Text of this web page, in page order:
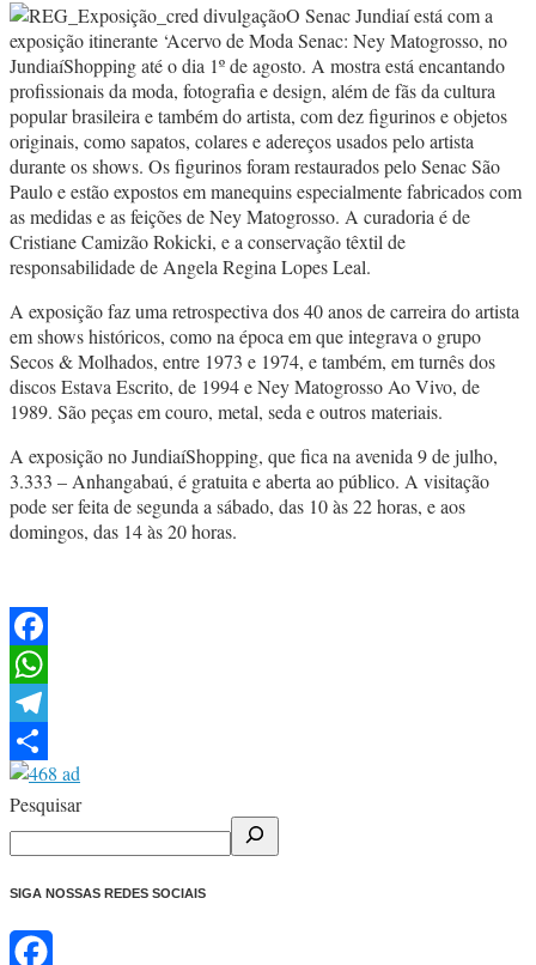
O Senac Jundiaí está com a
exposição itinerante ‘Acervo de Moda Senac: Ney Matogrosso, no
JundiaíShopping até o dia 1º de agosto. A mostra está encantando
profissionais da moda, fotografia e design, além de fãs da cultura
popular brasileira e também do artista, com dez figurinos e objetos
originais, como sapatos, colares e adereços usados pelo artista
durante os shows. Os figurinos foram restaurados pelo Senac São
Paulo e estão expostos em manequins especialmente fabricados com
as medidas e as feições de Ney Matogrosso. A curadoria é de
Cristiane Camizão Rokicki, e a conservação têxtil de
responsabilidade de Angela Regina Lopes Leal.
A exposição faz uma retrospectiva dos 40 anos de carreira do artista
em shows históricos, como na época em que integrava o grupo
Secos & Molhados, entre 1973 e 1974, e também, em turnês dos
discos Estava Escrito, de 1994 e Ney Matogrosso Ao Vivo, de
1989. São peças em couro, metal, seda e outros materiais.
A exposição no JundiaíShopping, que fica na avenida 9 de julho,
3.333 – Anhangabaú, é gratuita e aberta ao público. A visitação
pode ser feita de segunda a sábado, das 10 às 22 horas, e aos
domingos, das 14 às 20 horas.
Facebook
WhatsApp
Telegram
Share
Pesquisar
SIGA NOSSAS REDES SOCIAIS